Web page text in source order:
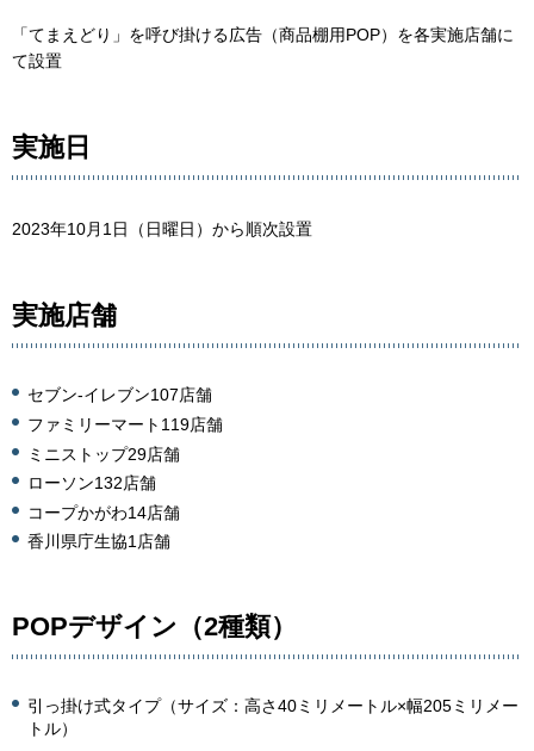
「てまえどり」を呼び掛ける広告（商品棚用POP）を各実施店舗に
て設置
実施日
2023年10月1日（日曜日）から順次設置
実施店舗
セブン-イレブン107店舗
ファミリーマート119店舗
ミニストップ29店舗
ローソン132店舗
コープかがわ14店舗
香川県庁生協1店舗
POPデザイン（2種類）
引っ掛け式タイプ（サイズ：高さ40ミリメートル×幅205ミリメー
トル）